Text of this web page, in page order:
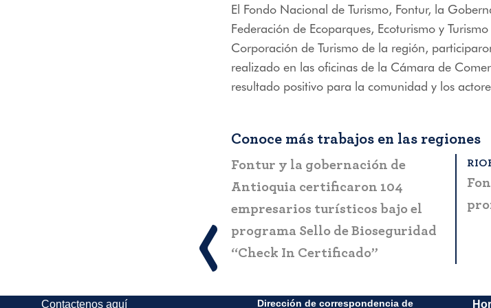
El Fondo Nacional de Turismo, Fontur, la
Federación de Ecoparques, Ecoturismo y
Corporación de Turismo de la región,
realizado en las oficinas de la Cámara de
resultado positivo para la comunidad y los
Conoce más trabajos en las regiones
Fontur y la gobernación de
Antioquia certificaron 104
empresarios turísticos bajo el
programa Sello de Bioseguridad
“Check In Certificado”
Contactenos aquí Dirección de correspondencia de